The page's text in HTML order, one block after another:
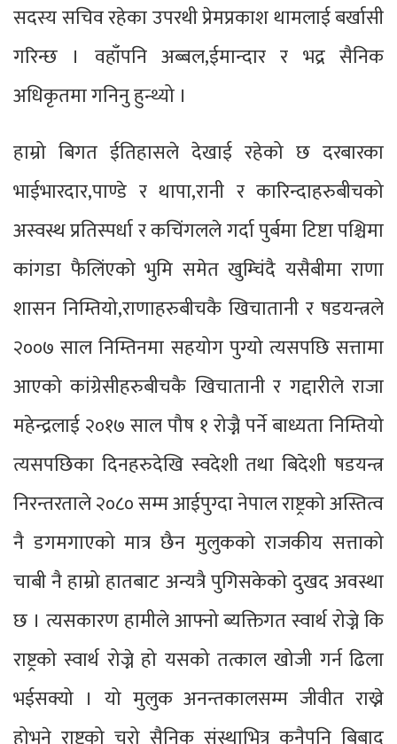
सदस्य सचिव रहेका उपरथी प्रेमप्रकाश थामलाई बर्खासी
गरिन्छ । वहाँपनि अब्बल,ईमान्दार र भद्र सैनिक
अधिकृतमा गनिनु हुन्थ्यो ।
हाम्रो बिगत ईतिहासले देखाई रहेको छ दरबारका
भाईभारदार,पाण्डे र थापा,रानी र कारिन्दाहरुबीचको
अस्वस्थ प्रतिस्पर्धा र कचिंगलले गर्दा पुर्बमा टिष्टा पश्चिमा
कांगडा फैलिंएको भुमि समेत खुम्चिंदै यसैबीमा राणा
शासन निम्तियो,राणाहरुबीचकै खिचातानी र षडयन्त्रले
२००७ साल निम्तिनमा सहयोग पुग्यो त्यसपछि सत्तामा
आएको कांग्रेसीहरुबीचकै खिचातानी र गद्दारीले राजा
महेन्द्रलाई २०१७ साल पौष १ रोज्नै पर्ने बाध्यता निम्तियो
त्यसपछिका दिनहरुदेखि स्वदेशी तथा बिदेशी षडयन्त्र
निरन्तरताले २०८० सम्म आईपुग्दा नेपाल राष्ट्रको अस्तित्व
नै डगमगाएको मात्र छैन मुलुकको राजकीय सत्ताको
चाबी नै हाम्रो हातबाट अन्यत्रै पुगिसकेको दुखद अवस्था
छ । त्यसकारण हामीले आफ्नो ब्यक्तिगत स्वार्थ रोज्ने कि
राष्ट्रको स्वार्थ रोज्ने हो यसको तत्काल खोजी गर्न ढिला
भईसक्यो । यो मुलुक अनन्तकालसम्म जीवीत राख्ने